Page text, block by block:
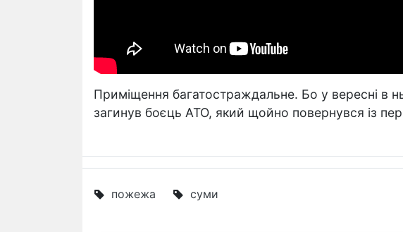
Приміщення багатостраждальне. Бо у вересні в
загинув боєць АТО, який щойно повернувся із
пожежа суми